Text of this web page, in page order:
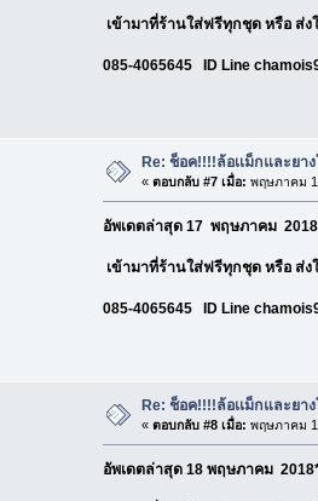
เข้ามาที่ร้านใส่ฟรีทุกชุด หรือ ส่
085-4065645 ID Line
Re: ช็อค!!!!ล้อเเม็กและยา
«ตอบกลับ #7 เมื่อ: พฤษภาคม
อัพเดตล่าสุด 17 พฤษภาคม
เข้ามาที่ร้านใส่ฟรีทุกชุด หรือ ส่
085-4065645 ID Line
Re: ช็อค!!!!ล้อเเม็กและยา
«ตอบกลับ #8 เมื่อ: พฤษภาคม
อัพเดตล่าสุด 18 พฤษภาคม